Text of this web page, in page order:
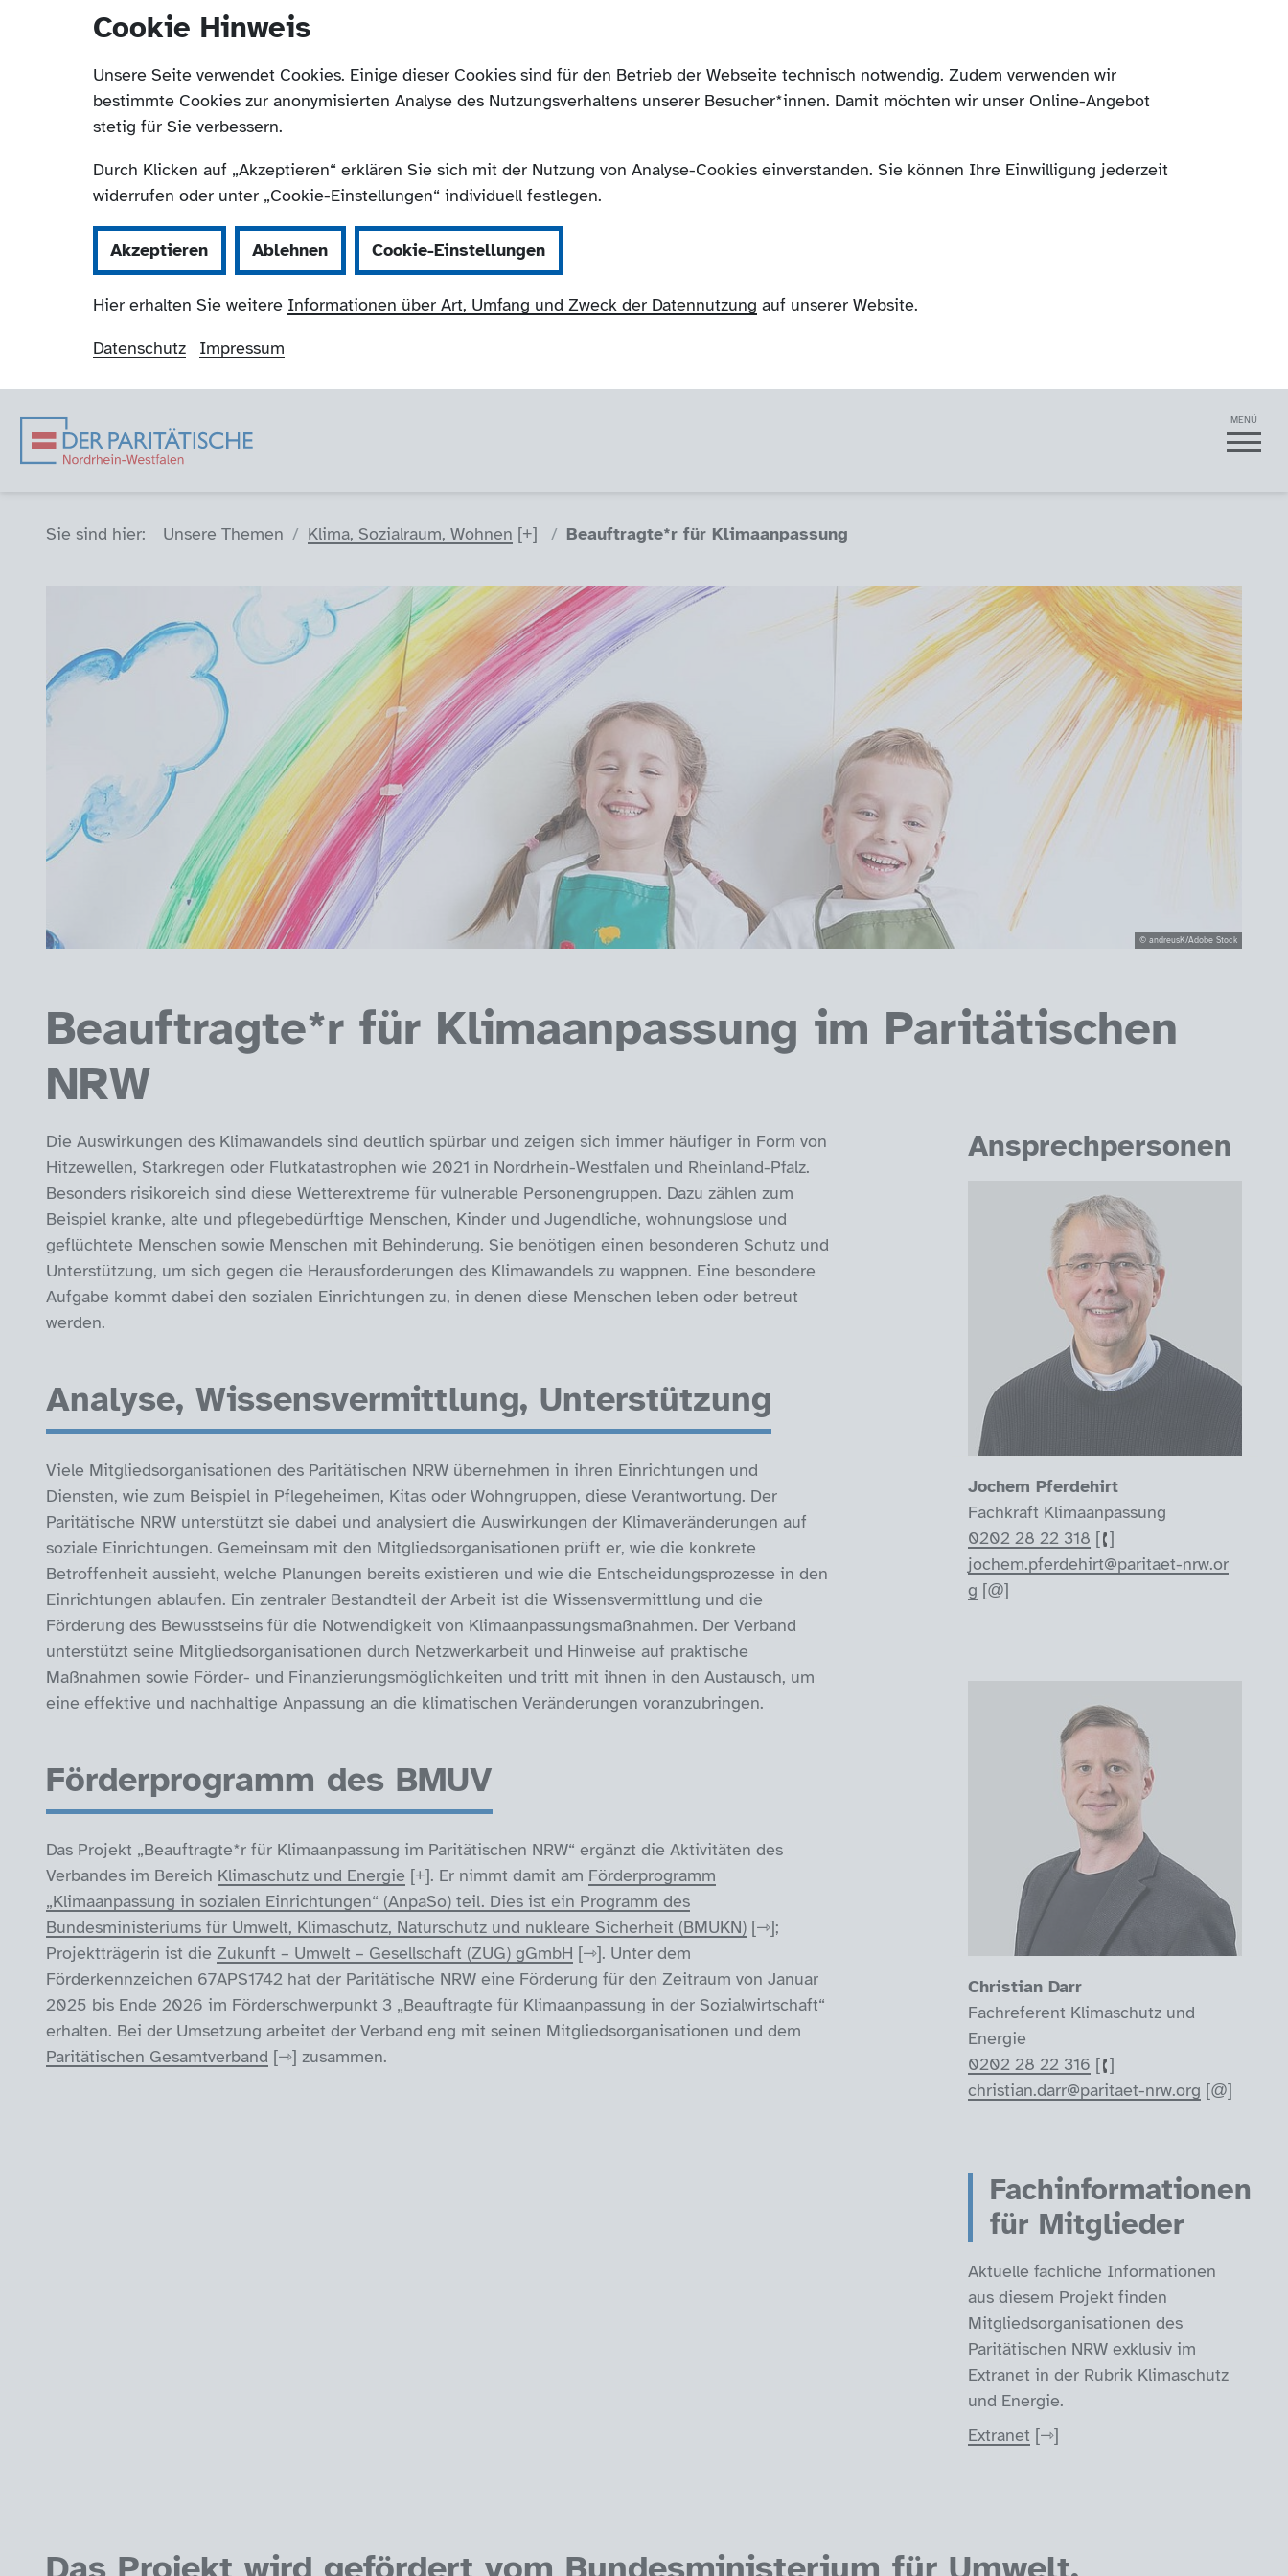
Cookie Hinweis
Unsere Seite verwendet Cookies. Einige dieser Cookies sind für den Betrieb der Webseite technisch notwendig. Zudem verwenden wir
bestimmte Cookies zur anonymisierten Analyse des Nutzungsverhaltens unserer Besucher*innen. Damit möchten wir unser Online-Angebot
stetig für Sie verbessern.
Durch Klicken auf „Akzeptieren“ erklären Sie sich mit der Nutzung von Analyse-Cookies einverstanden. Sie können Ihre Einwilligung jederzeit
widerrufen oder unter „Cookie-Einstellungen“ individuell festlegen.
Akzeptieren Ablehnen Cookie-Einstellungen
Hier erhalten Sie weitere Informationen über Art, Umfang und Zweck der Datennutzung auf unserer Website.
Datenschutz Impressum
Der Paritätische NRW
Navigation MENÜ
Sie sind hier: Unsere Themen Klima, Sozialraum, Wohnen Beauftragte*r für Klimaanpassung
© andreusK/Adobe Stock
Beauftragte*r für Klimaanpassung im Paritätischen
NRW
Die Auswirkungen des Klimawandels sind deutlich spürbar und zeigen sich immer häufiger in Form von
Hitzewellen, Starkregen oder Flutkatastrophen wie 2021 in Nordrhein-Westfalen und Rheinland-Pfalz.
Besonders risikoreich sind diese Wetterextreme für vulnerable Personengruppen. Dazu zählen zum
Beispiel kranke, alte und pflegebedürftige Menschen, Kinder und Jugendliche, wohnungslose und
geflüchtete Menschen sowie Menschen mit Behinderung. Sie benötigen einen besonderen Schutz und
Unterstützung, um sich gegen die Herausforderungen des Klimawandels zu wappnen. Eine besondere
Aufgabe kommt dabei den sozialen Einrichtungen zu, in denen diese Menschen leben oder betreut
werden.
Analyse, Wissensvermittlung, Unterstützung
Viele Mitgliedsorganisationen des Paritätischen NRW übernehmen in ihren Einrichtungen und
Diensten, wie zum Beispiel in Pflegeheimen, Kitas oder Wohngruppen, diese Verantwortung. Der
Paritätische NRW unterstützt sie dabei und analysiert die Auswirkungen der Klimaveränderungen auf
soziale Einrichtungen. Gemeinsam mit den Mitgliedsorganisationen prüft er, wie die konkrete
Betroffenheit aussieht, welche Planungen bereits existieren und wie die Entscheidungsprozesse in den
Einrichtungen ablaufen. Ein zentraler Bestandteil der Arbeit ist die Wissensvermittlung und die
Förderung des Bewusstseins für die Notwendigkeit von Klimaanpassungsmaßnahmen. Der Verband
unterstützt seine Mitgliedsorganisationen durch Netzwerkarbeit und Hinweise auf praktische
Maßnahmen sowie Förder- und Finanzierungsmöglichkeiten und tritt mit ihnen in den Austausch, um
eine effektive und nachhaltige Anpassung an die klimatischen Veränderungen voranzubringen.
Förderprogramm des BMUV
Das Projekt „Beauftragte*r für Klimaanpassung im Paritätischen NRW“ ergänzt die Aktivitäten des
Verbandes im Bereich Klimaschutz und Energie . Er nimmt damit am Förderprogramm
„Klimaanpassung in sozialen Einrichtungen“ (AnpaSo) teil. Dies ist ein Programm des
Bundesministeriums für Umwelt, Klimaschutz, Naturschutz und nukleare Sicherheit (BMUKN)
;
Projektträgerin ist die Zukunft – Umwelt – Gesellschaft (ZUG) gGmbH
. Unter dem
Förderkennzeichen 67APS1742 hat der Paritätische NRW eine Förderung für den Zeitraum von Januar
2025 bis Ende 2026 im Förderschwerpunkt 3 „Beauftragte für Klimaanpassung in der Sozialwirtschaft“
erhalten. Bei der Umsetzung arbeitet der Verband eng mit seinen Mitgliedsorganisationen und dem
Paritätischen Gesamtverband
zusammen.
Ansprechpersonen
Jochem Pferdehirt
Fachkraft Klimaanpassung
0202 28 22 318
jochem.pferdehirt@paritaet-nrw.or
g
Christian Darr
Fachreferent Klimaschutz und
Energie
0202 28 22 316
christian.darr@paritaet-nrw.org
Fachinformationen
für Mitglieder
Aktuelle fachliche Informationen
aus diesem Projekt finden
Mitgliedsorganisationen des
Paritätischen NRW exklusiv im
Extranet in der Rubrik Klimaschutz
und Energie.
Extranet
Förder-Logos